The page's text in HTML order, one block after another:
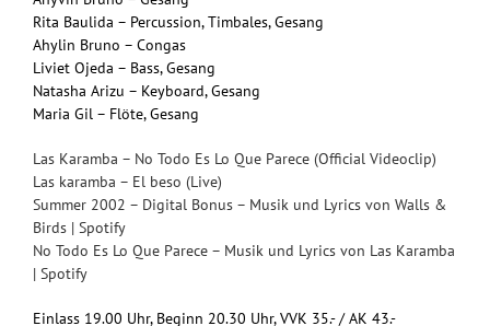
Rita Baulida – Percussion, Timbales, Gesang
Ahylin Bruno – Congas
Liviet Ojeda – Bass, Gesang
Natasha Arizu – Keyboard, Gesang
Maria Gil – Flöte, Gesang
Las Karamba – No Todo Es Lo Que Parece (Official Videoclip)
Las karamba – El beso (Live)
Summer 2002 – Digital Bonus – Musik und Lyrics von Walls &
Birds | Spotify
No Todo Es Lo Que Parece – Musik und Lyrics von Las Karamba
| Spotify
Einlass 19.00 Uhr, Beginn 20.30 Uhr, VVK 35.- / AK 43.-